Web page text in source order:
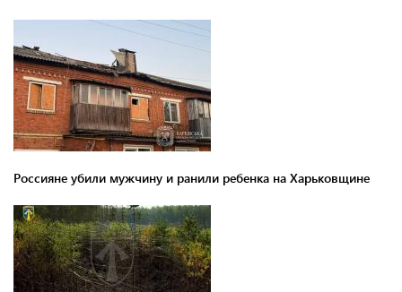
Россияне убили мужчину и ранили ребенка на Харьковщине